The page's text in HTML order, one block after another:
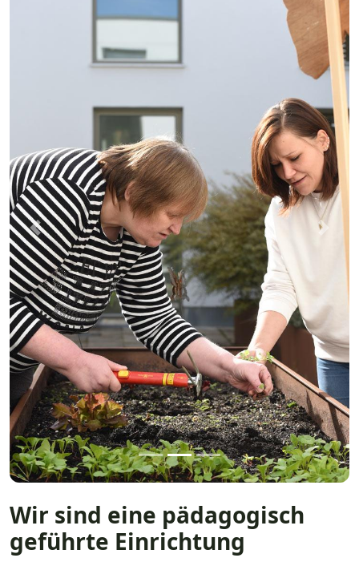
Previous
Wir sind eine pädagogisch
geführte Einrichtung